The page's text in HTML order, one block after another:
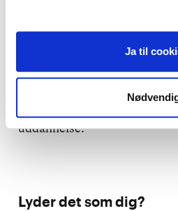
Ja til
Det er derudover en
dokumenteret
traumefokuseret terapi
Relevant efteruddannelse
CBT, traumefokuseret
uddannelse.
Lyder det som dig?